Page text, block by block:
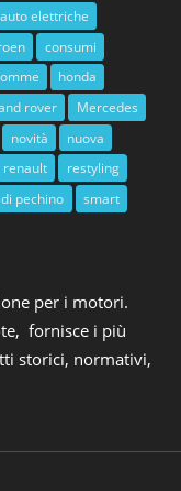
auto elettriche
consumi
honda
rover
Mercedes
novità
nuova
renault
restyling
pechino
smart
per i motori.
fornisce i più
storici, normativi,